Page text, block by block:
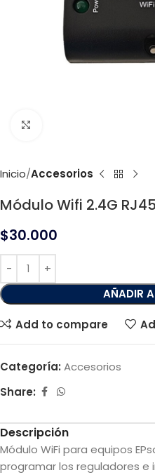
Inicio Accesorios
Módulo Wifi 2.4G
$30.000
AÑADIR
Add to compare
Categoría: Accesorios
Share:
Descripción
Módulo WiFi para equipos
programar los reguladores e